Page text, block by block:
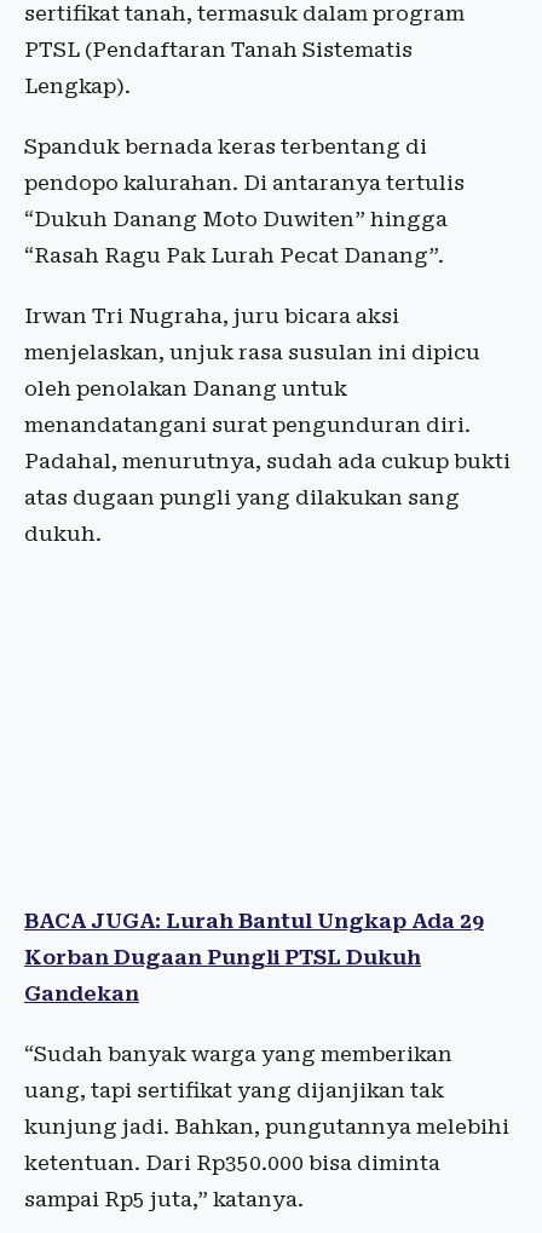
sertifikat tanah, termasuk dalam program
PTSL (Pendaftaran Tanah Sistematis
Lengkap).
Spanduk bernada keras terbentang di
pendopo kalurahan. Di antaranya tertulis
“Dukuh Danang Moto Duwiten” hingga
“Rasah Ragu Pak Lurah Pecat Danang”.
Irwan Tri Nugraha, juru bicara aksi
menjelaskan, unjuk rasa susulan ini dipicu
oleh penolakan Danang untuk
menandatangani surat pengunduran diri.
Padahal, menurutnya, sudah ada cukup bukti
atas dugaan pungli yang dilakukan sang
dukuh.
BACA JUGA: Lurah Bantul Ungkap Ada 29
Korban Dugaan Pungli PTSL Dukuh
Gandekan
“Sudah banyak warga yang memberikan
uang, tapi sertifikat yang dijanjikan tak
kunjung jadi. Bahkan, pungutannya melebihi
ketentuan. Dari Rp350.000 bisa diminta
sampai Rp5 juta,” katanya.